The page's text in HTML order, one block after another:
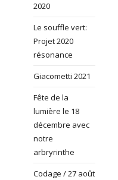
2020
Le souffle vert:
Projet 2020
résonance
Giacometti 2021
Fête de la
lumière le 18
décembre avec
notre
arbryrinthe
Codage / 27 août